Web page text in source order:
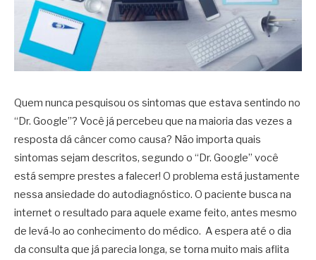
Quem nunca pesquisou os sintomas que estava sentindo no
“Dr. Google”? Você já percebeu que na maioria das vezes a
resposta dá câncer como causa? Não importa quais
sintomas sejam descritos, segundo o “Dr. Google” você
está sempre prestes a falecer! O problema está justamente
nessa ansiedade do autodiagnóstico. O paciente busca na
internet o resultado para aquele exame feito, antes mesmo
de levá-lo ao conhecimento do médico. A espera até o dia
da consulta que já parecia longa, se torna muito mais aflita